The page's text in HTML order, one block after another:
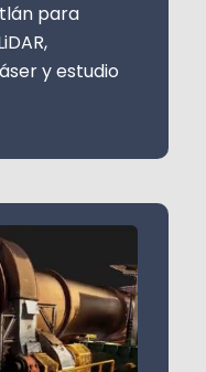
para
y estudio